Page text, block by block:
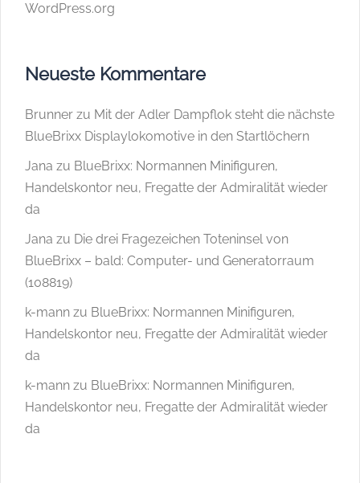
WordPress.org
Neueste Kommentare
Brunner zu Mit der Adler Dampflok steht die nächste
BlueBrixx Displaylokomotive in den Startlöchern
Jana zu BlueBrixx: Normannen Minifiguren,
Handelskontor neu, Fregatte der Admiralität wieder
da
Jana zu Die drei Fragezeichen Toteninsel von
BlueBrixx – bald: Computer- und Generatorraum
(108819)
k-mann zu BlueBrixx: Normannen Minifiguren,
Handelskontor neu, Fregatte der Admiralität wieder
da
k-mann zu BlueBrixx: Normannen Minifiguren,
Handelskontor neu, Fregatte der Admiralität wieder
da